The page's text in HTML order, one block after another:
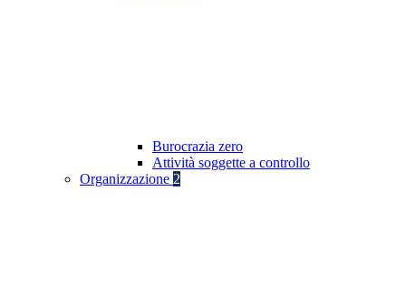
Burocrazia zero
Attività soggette a controllo
Organizzazione 2